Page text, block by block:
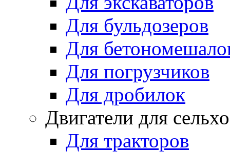
Для бульдозеров
Для
Для погрузчиков
Для дробилок
Двигатели для
Для тракторов